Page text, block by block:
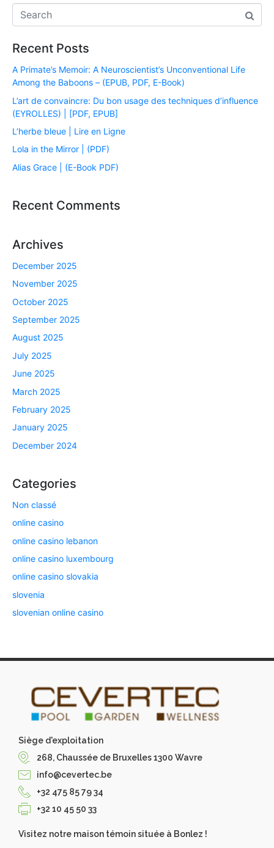
Recent Posts
A Primate’s Memoir: A Neuroscientist’s Unconventional Life
Among the Baboons – (EPUB, PDF, E-Book)
L’art de convaincre: Du bon usage des techniques d’influence
(EYROLLES) | [PDF, EPUB]
L’herbe bleue | Lire en Ligne
Lola in the Mirror | (PDF)
Alias Grace | (E-Book PDF)
Recent Comments
Archives
December 2025
November 2025
October 2025
September 2025
August 2025
July 2025
June 2025
March 2025
February 2025
January 2025
December 2024
Categories
Non classé
online casino
online casino lebanon
online casino luxembourg
online casino slovakia
slovenia
slovenian online casino
Siège d'exploitation
268, Chaussée de Bruxelles 1300 Wavre
info@cevertec.be
+32 475 85 79 34
+32 10 45 50 33
Visitez notre maison témoin située à Bonlez !